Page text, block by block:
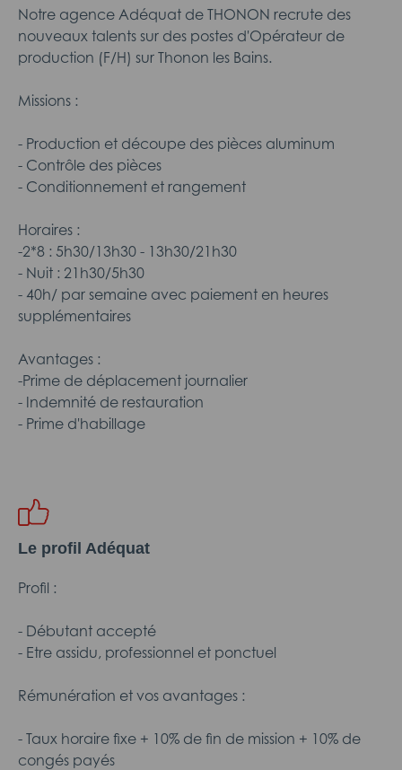
Notre agence Adéquat de THONON recrute des
nouveaux talents sur des postes d'Opérateur de
production (F/H) sur Thonon les Bains.
Missions :
- Production et découpe des pièces aluminum
- Contrôle des pièces
- Conditionnement et rangement
Horaires :
-2*8 : 5h30/13h30 - 13h30/21h30
- Nuit : 21h30/5h30
- 40h/ par semaine avec paiement en heures
supplémentaires
Avantages :
-Prime de déplacement journalier
- Indemnité de restauration
- Prime d'habillage
Le profil Adéquat
Profil :
- Débutant accepté
- Etre assidu, professionnel et ponctuel
Rémunération et vos avantages :
- Taux horaire fixe + 10% de fin de mission + 10% de
congés payés